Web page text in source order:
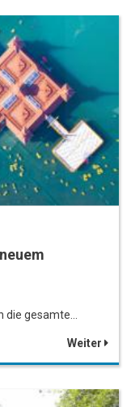
die gesamte…
Weiter